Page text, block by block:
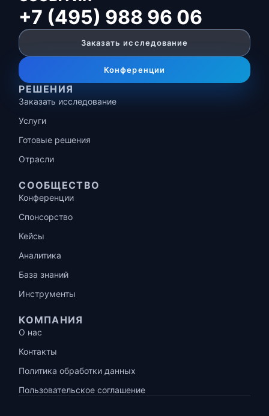
+7 (495) 988 96 06
Заказать исследование
Конференции
РЕШЕНИЯ
Заказать исследование
Услуги
Готовые решения
Отрасли
СООБЩЕСТВО
Конференции
Спонсорство
Кейсы
Аналитика
База знаний
Инструменты
КОМПАНИЯ
О нас
Контакты
Политика обработки данных
Пользовательское соглашение